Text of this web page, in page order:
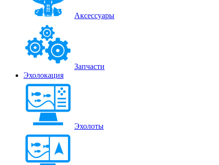
Аксессуары
Запчасти
Эхолокация
Эхолоты